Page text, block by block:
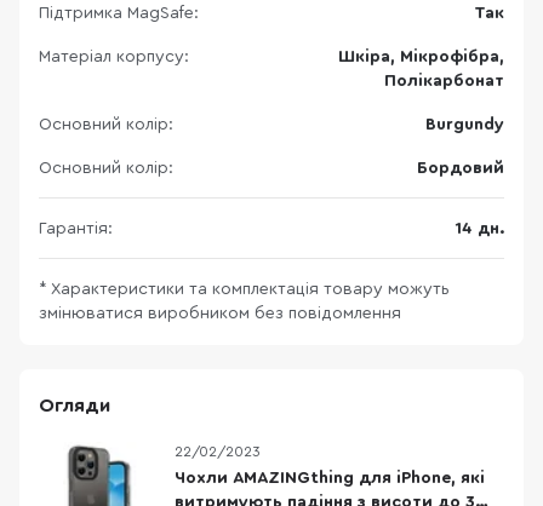
Підтримка MagSafe: Так
Матеріал корпусу:
Шкіра, Мікрофібра,
Полікарбонат
Основний колір: Burgundy
Основний колір: Бордовий
Гарантія: 14 дн.
* Характеристики та комплектація товару можуть
змінюватися виробником без повідомлення
Огляди
22/02/2023
Чохли AMAZINGthing для iPhone, які
витримують падіння з висоти до 3